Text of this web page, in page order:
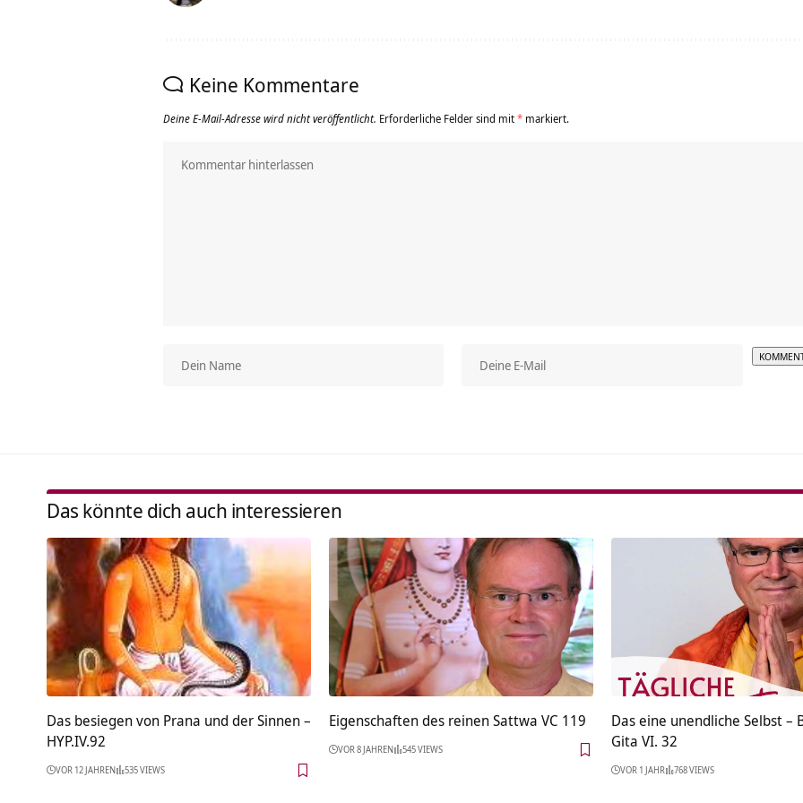
Keine Kommentare
Deine E-Mail-Adresse wird nicht veröffentlicht. Erforderliche Felder sind mit* markiert.
Das könnte dich auch interessieren
Das besiegen von Prana und der Sinnen –
HYP.IV.92
VOR 12 JAHREN 535 VIEWS
Eigenschaften des reinen Sattwa VC 119
VOR 8 JAHREN 545 VIEWS
Das eine unendliche Selbst –
Gita VI. 32
VOR 1 JAHR 768 VIEWS